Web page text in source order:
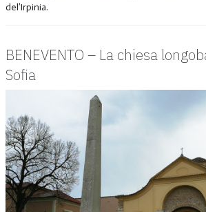
del’Irpinia.
BENEVENTO – La chiesa
Sofia